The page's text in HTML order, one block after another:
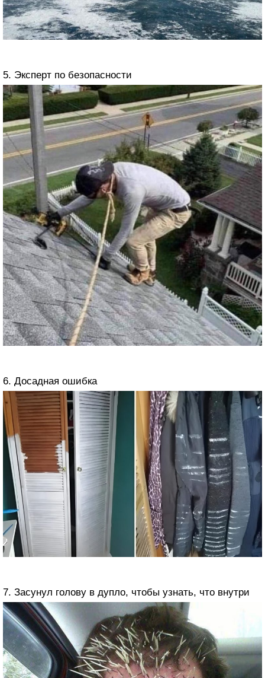
5. Эксперт по безопасности
6. Досадная ошибка
7. Засунул голову в дупло, чтобы узнать, что внутри